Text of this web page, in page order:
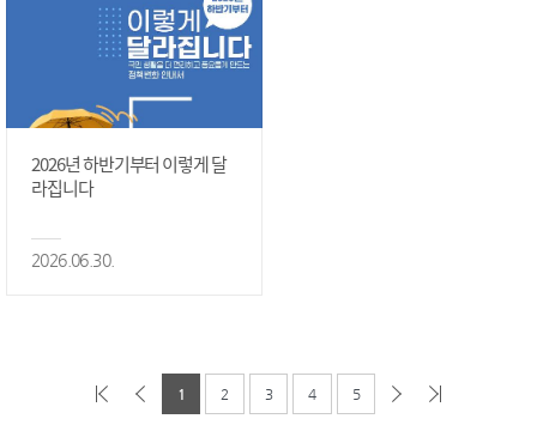
2026년 하반기부터 이렇게 달
라집니다
2026.06.30.
1 2 3 4 5